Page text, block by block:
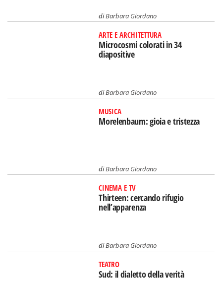
diBarbara Giordano
ARTE E ARCHITETTURA
Microcosmi colorati in 34
diapositive
diBarbara Giordano
MUSICA
Morelenbaum: gioia e tristezza
diBarbara Giordano
CINEMA E TV
Thirteen: cercando rifugio
nell’apparenza
diBarbara Giordano
TEATRO
Sud: il dialetto della verità